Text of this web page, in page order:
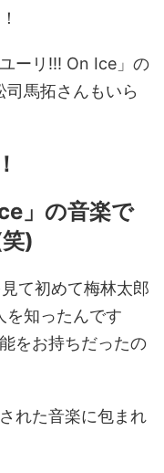
ーリ!!! On Ice」の
馬拓さんもいら
」の音楽で
)
て初めて梅林太郎
を知ったんです
をお持ちだったの
れた音楽に包まれ